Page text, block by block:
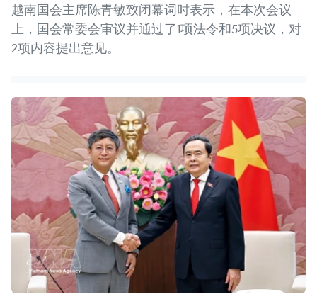
越南国会主席陈青敏致闭幕词时表示，在本次会议
上，国会常委会审议并通过了1项法令和5项决议，对
2项内容提出意见。